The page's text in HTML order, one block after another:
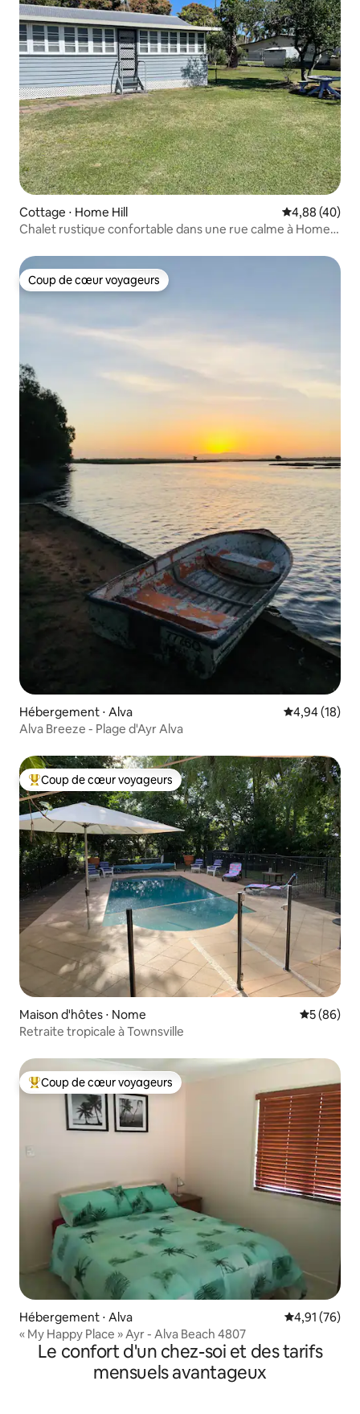
Cottage ⋅ Home Hill Évaluation
4,88 (40)
Chalet rustique confortable dans une rue calme à Home
Coup de cœur voyageurs
Coup de cœur voyageurs
Hébergement ⋅ Alva Évaluation
4,94 (18)
Alva Breeze - Plage d'Ayr Alva
Coups de cœur voyageurs les plus appréciés
Coup de cœur voyageurs
Maison d'hôtes ⋅ Nome
5 (86)
Retraite tropicale à Townsville
Coups de cœur voyageurs les plus appréciés
Coup de cœur voyageurs
Hébergement ⋅ Alva Évaluation
4,91 (76)
« My Happy Place » Ayr - Alva Beach 4807
Le confort d'un chez-soi et des tarifs
mensuels avantageux